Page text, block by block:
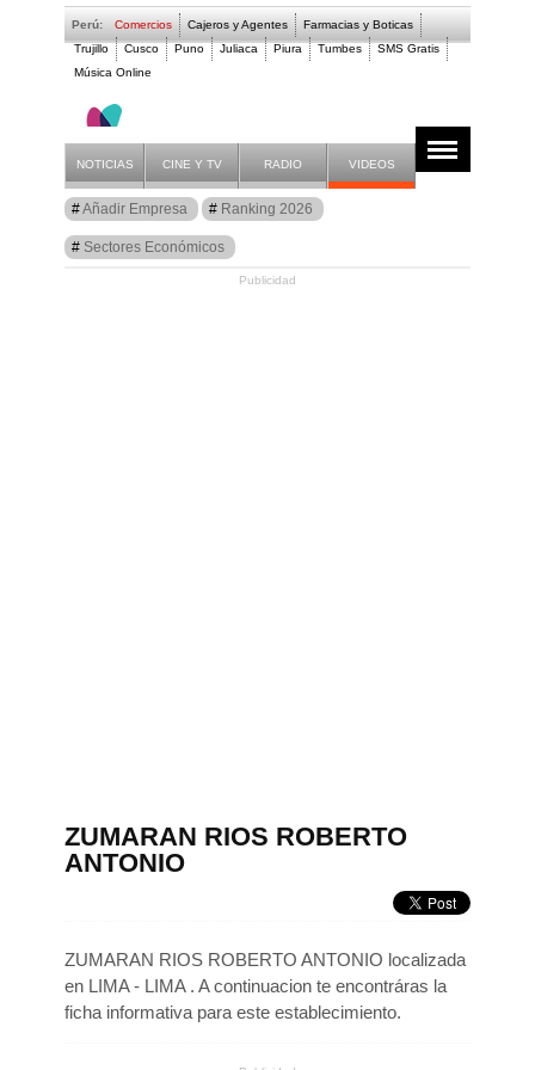
Perú: Comercios Cajeros y Agentes
Farmacias y Boticas
Trujillo
Cusco Puno Juliaca Piura Tumbes
SMS Gratis
Música Online
Guía
Farmacias
NOTICIAS CINE Y TV RADIO VIDEOS
Añadir Empresa Ranking 2026
Sectores Económicos
Publicidad
ZUMARAN RIOS ROBERTO
ANTONIO
ZUMARAN RIOS ROBERTO ANTONIO localizada
en LIMA - LIMA . A continuacion te encontráras la
ficha informativa para este establecimiento.